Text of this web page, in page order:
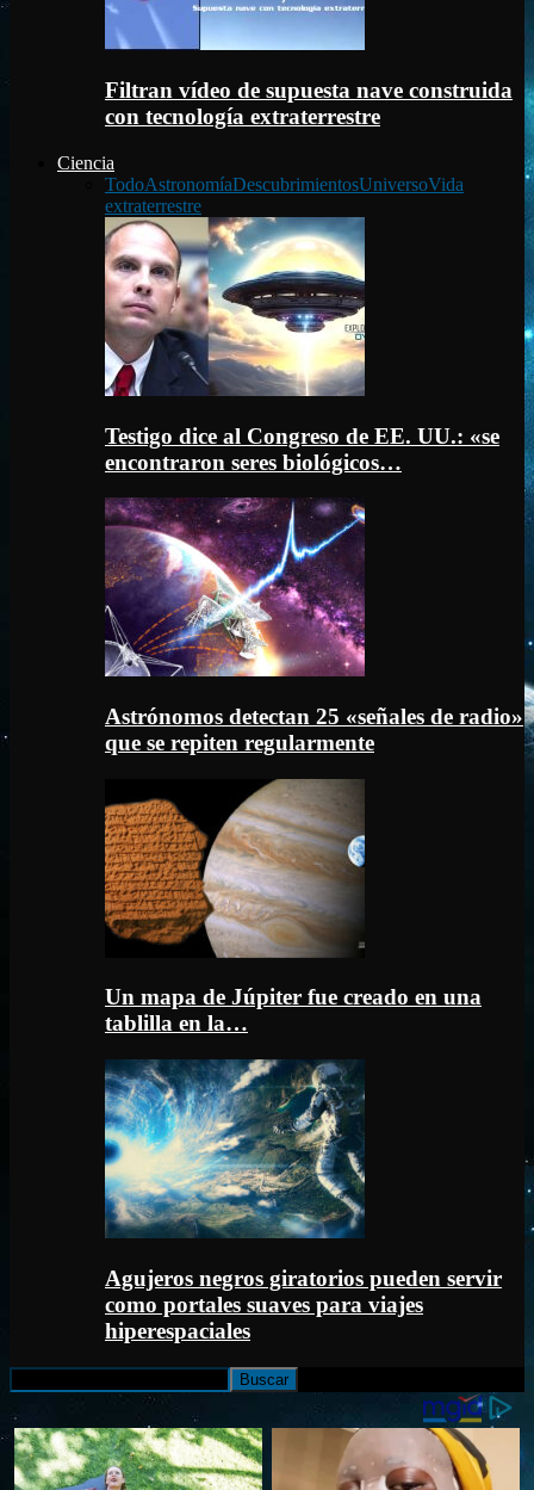
Filtran vídeo de supuesta nave construida
con tecnología extraterrestre
Ciencia
TodoAstronomíaDescubrimientosUniversoVida
extraterrestre
Testigo dice al Congreso de EE. UU.: «se
encontraron seres biológicos…
Astrónomos detectan 25 «señales de radio»
que se repiten regularmente
Un mapa de Júpiter fue creado en una
tablilla en la…
Agujeros negros giratorios pueden servir
como portales suaves para viajes
hiperespaciales